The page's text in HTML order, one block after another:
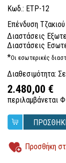
Κωδ.: ETP-12
Επένδυση
Διαστάσεις
Διαστάσεις
*Οι εσωτερικές
Διαθεσιμότητα:
2.480,00 €
περιλαμβάνεται
Προσθήκη